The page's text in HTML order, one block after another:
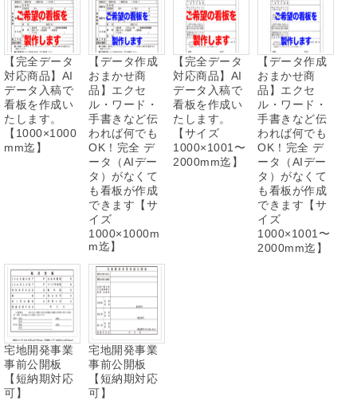
【完全データ
対応商品】AI
データ入稿で
看板を作成い
たします。
【1000×1000
mm迄】
【データ作成
おまかせ商
品】エクセ
ル・ワード・
手書きなど伝
われば何でも
OK！完全 デ
ータ（AIデー
タ）がなくて
も看板が作成
できます【サ
イズ
1000×1000m
m迄】
【完全データ
対応商品】AI
データ入稿で
看板を作成い
たします。
【サイズ
1000×1001〜
2000mm迄】
【データ作成
おまかせ商
品】エクセ
ル・ワード・
手書きなど伝
われば何でも
OK！完全 デ
ータ（AIデー
タ）がなくて
も看板が作成
できます【サ
イズ
1000×1001〜
2000mm迄】
宅地開発事業
事前公開板
【短納期対応
可】
宅地開発事業
事前公開板
【短納期対応
可】